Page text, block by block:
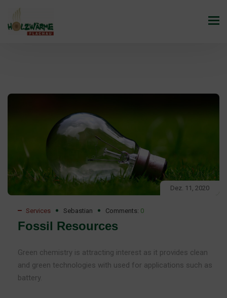
Dez. 11, 2020
Services Sebastian Comments: 0
Fossil Resources
Green chemistry is attracting interest as it provides clean
and green technologies with used for applications such as
battery.